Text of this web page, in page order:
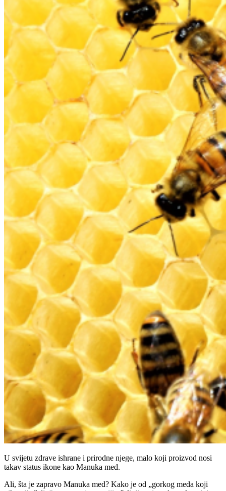
U svijetu zdrave ishrane i prirodne njege, malo koji proizvod nosi
takav status ikone kao Manuka med.
Ali, šta je zapravo Manuka med? Kako je od „gorkog meda koji